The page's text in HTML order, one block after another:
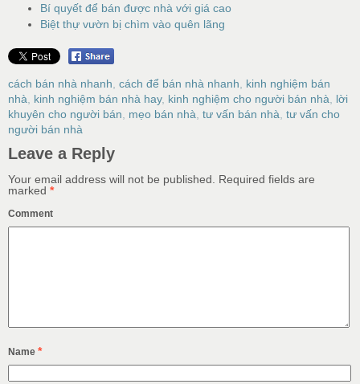
Bí quyết để bán được nhà với giá cao
Biệt thự vườn bị chìm vào quên lãng
cách bán nhà nhanh cách để bán nhà nhanh
kinh nghiệm bán
nhà
kinh nghiệm bán nhà hay, kinh nghiệm cho người bán nhà
lời
khuyên cho người bán
mẹo bán nhà tư vấn bán nhà tư vấn cho
người bán nhà
Leave a Reply
Your email address will not be published.
Required fields are
marked *
Comment
Name *